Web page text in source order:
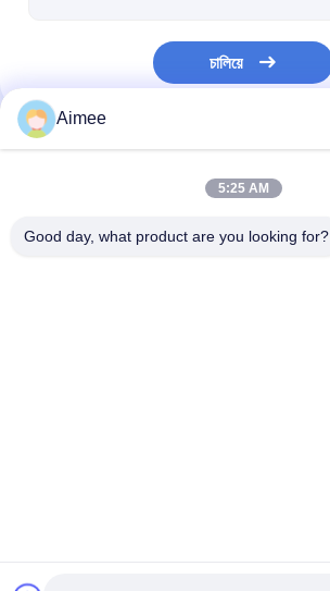
চালিয়ে
আমাদের বিভাগসমূহ
Aimee
5:25 AM
Good day, what product are you looking for?